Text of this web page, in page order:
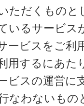
ただくもの
いるサービス
ービスをご利
用するにあた
ビスの運営に
なわないもの